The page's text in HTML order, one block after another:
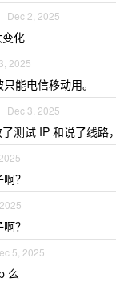
Dec 2, 2025
化
2025
能电信移动用。
Dec 3, 2025
了测试 IP 和说了线
？
？
5, 2025
么